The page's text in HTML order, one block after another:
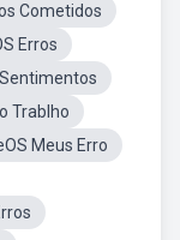
Cometidos
Erros
Trablho
Meus Erro